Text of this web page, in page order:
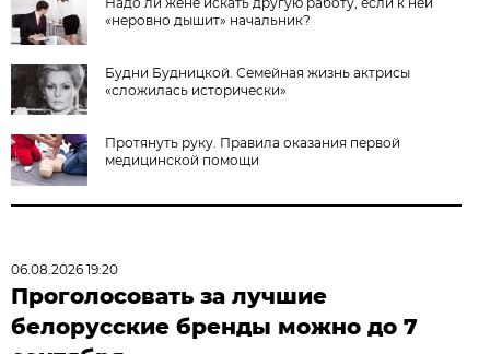
«неровно дышит» начальник?
Будни Будницкой. Семейная жизнь актрисы
«сложилась исторически»
Протянуть руку. Правила оказания первой
медицинской помощи
06.08.2026 19:20
Проголосовать за лучшие
белорусские бренды можно до 7